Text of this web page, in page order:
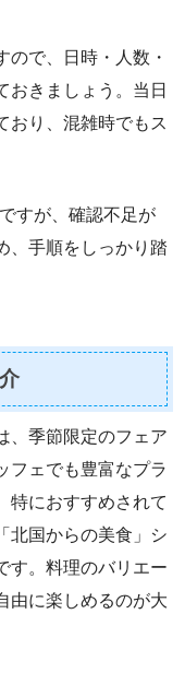
ので、日時・人数・
おきましょう。当日
おり、混雑時でもス
すが、確認不足が
、手順をしっかり踏
、季節限定のフェア
フェでも豊富なプラ
特におすすめされて
北国からの美食」シ
す。料理のバリエー
由に楽しめるのが大